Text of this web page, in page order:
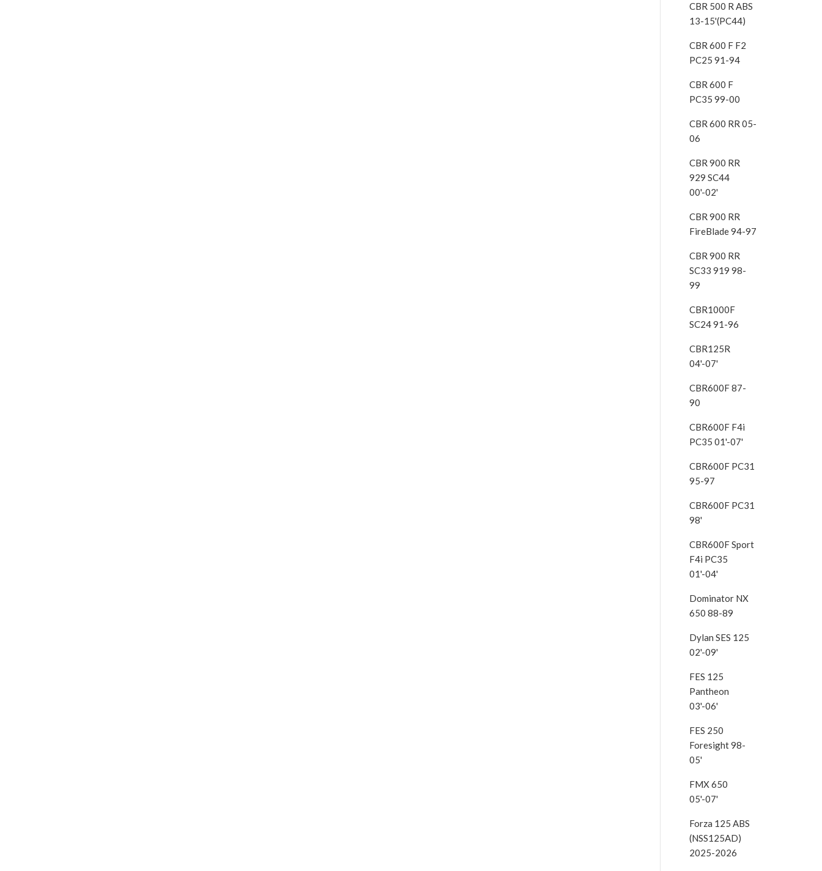
CBR 500 R ABS
13-15'(PC44)
CBR 600 F F2
PC25 91-94
CBR 600 F
PC35 99-00
CBR 600 RR 05-
06
CBR 900 RR
929 SC44
00'-02'
CBR 900 RR
FireBlade 94-97
CBR 900 RR
SC33 919 98-
99
CBR1000F
SC24 91-96
CBR125R
04'-07'
CBR600F 87-
90
CBR600F F4i
PC35 01'-07'
CBR600F PC31
95-97
CBR600F PC31
98'
CBR600F Sport
F4i PC35
01'-04'
Dominator NX
650 88-89
Dylan SES 125
02'-09'
FES 125
Pantheon
03'-06'
FES 250
Foresight 98-
05'
FMX 650
05'-07'
Forza 125 ABS
(NSS125AD)
2025-2026